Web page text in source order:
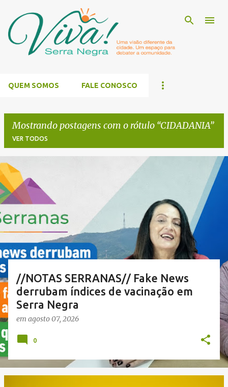
Pular para o conteúdo principal
QUEM SOMOS FALE CONOSCO
Mostrando postagens com o rótulo CIDADANIA
VER TODOS
P
o
s
t
a
g
e
n
s
//NOTAS SERRANAS// Fake News
derrubam índices de vacinação em
Serra Negra
em agosto 07, 2026
0